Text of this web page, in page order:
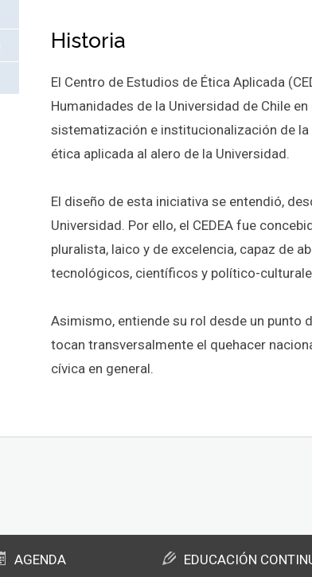
Historia
El Centro de Estudios de Ética Aplicada
Humanidades de la Universidad de Chile
sistematización e institucionalización de
ética aplicada al alero de la Universidad.
El diseño de esta iniciativa se entendió,
Universidad. Por ello, el CEDEA fue
pluralista, laico y de excelencia, capaz de
tecnológicos, científicos y político-
Asimismo, entiende su rol desde un punto
tocan transversalmente el quehacer
cívica en general.
AGENDA EDUCACIÓN